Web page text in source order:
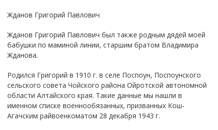
Жданов Григорий Павлович
Жданов Григорий Павлович был также родным дядей моей
бабушки по маминой линии, старшим братом Владимира
Жданова.
Родился Григорий в 1910 г. в селе Поспоун, Поспоунского
сельского совета Чойского района Ойротской автономной
области Алтайского края. Такие данные мы нашли в
именном списке военнообязанных, призванных Кош-
Агачским райвоенкоматом 28 декабря 1943 г.